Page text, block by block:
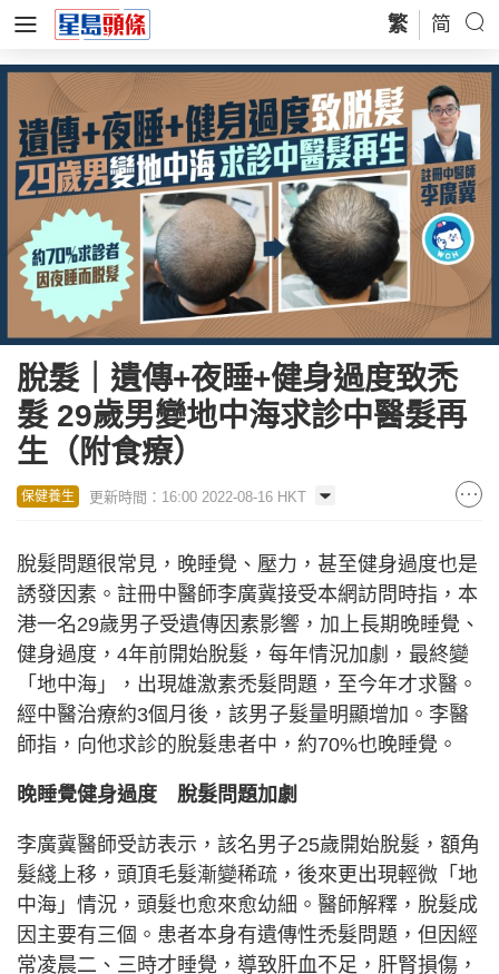
繁 简
脫髮｜遺傳+夜睡+健身過度致禿
髮 29歲男變地中海求診中醫髮再
生（附食療）
保健養生 更新時間：16:00 2022-08-16 HKT
脫髮問題很常見，晚睡覺、壓力，甚至健身過度也是
誘發因素。註冊中醫師李廣冀接受本網訪問時指，本
港一名29歲男子受遺傳因素影響，加上長期晚睡覺、
健身過度，4年前開始脫髮，每年情況加劇，最終變
「地中海」，出現雄激素禿髮問題，至今年才求醫。
經中醫治療約3個月後，該男子髮量明顯增加。李醫
師指，向他求診的脫髮患者中，約70%也晚睡覺。
晚睡覺健身過度 脫髮問題加劇
李廣冀醫師受訪表示，該名男子25歲開始脫髮，額角
髮綫上移，頭頂毛髮漸變稀疏，後來更出現輕微「地
中海」情況，頭髮也愈來愈幼細。醫師解釋，脫髮成
因主要有三個。患者本身有遺傳性禿髮問題，但因經
常凌晨二、三時才睡覺，導致肝血不足，肝腎損傷，